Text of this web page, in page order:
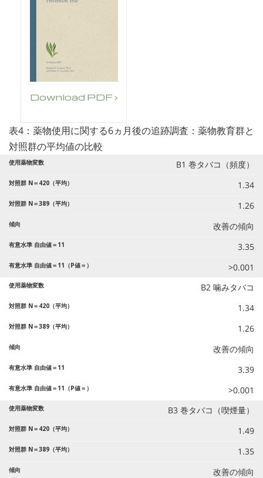
Download PDF ›
表4：薬物使用に関する6ヵ月後の追跡調査：薬物教育群と
対照群の平均値の比較
B1 巻タバコ（頻度）
1.34
1.26
改善の傾向
3.35
>0.001
B2 噛みタバコ
1.34
1.26
改善の傾向
3.39
>0.001
B3 巻タバコ（喫煙量）
1.49
1.35
改善の傾向